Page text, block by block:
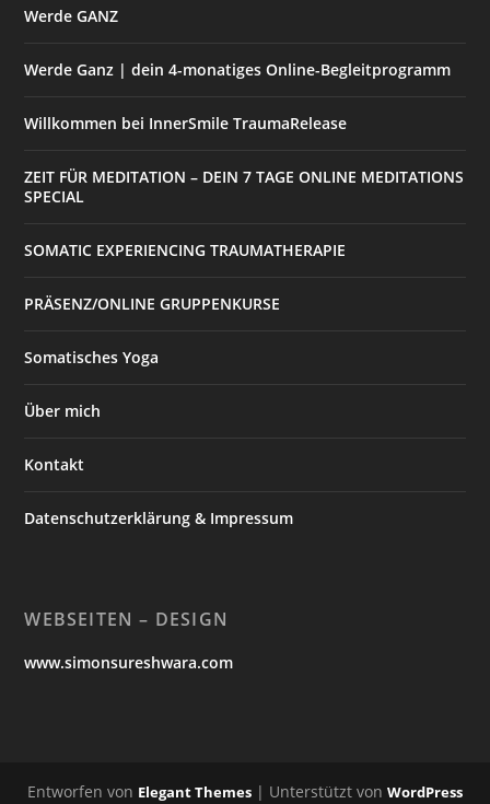
Werde GANZ
Werde Ganz | dein 4-monatiges Online-Begleitprogramm
Willkommen bei InnerSmile TraumaRelease
ZEIT FÜR MEDITATION – DEIN 7 TAGE ONLINE MEDITATIONS
SPECIAL
SOMATIC EXPERIENCING TRAUMATHERAPIE
PRÄSENZ/ONLINE GRUPPENKURSE
Somatisches Yoga
Über mich
Kontakt
Datenschutzerklärung & Impressum
WEBSEITEN – DESIGN
www.simonsureshwara.com
Entworfen von Elegant Themes | Unterstützt von WordPress